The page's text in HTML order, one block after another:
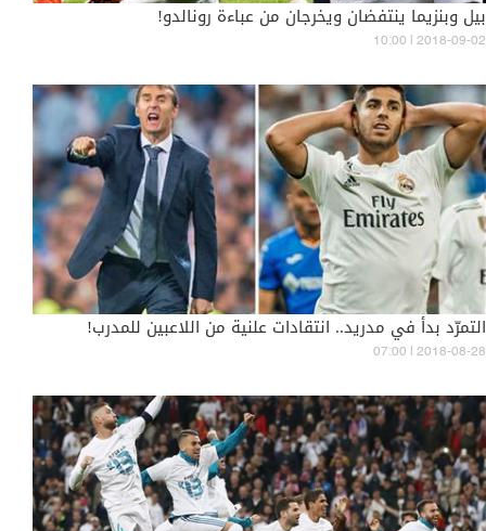
بيل وبنزيما ينتفضان ويخرجان من عباءة رونالدو!
10:00 | 2018-09-02
التمرّد بدأ في مدريد.. انتقادات علنية من اللاعبين للمدرب!
07:00 | 2018-08-28